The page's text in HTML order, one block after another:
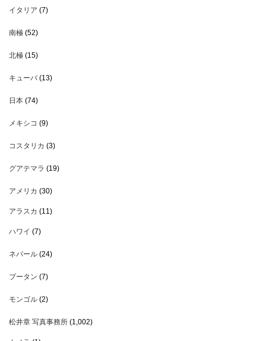
イタリア (7)
南極 (52)
北極 (15)
キューバ(13)
日本 (74)
メキシコ (9)
コスタリカ (3)
グアテマラ (19)
アメリカ (30)
アラスカ (11)
ハワイ (7)
ネパール (24)
ブータン (7)
モンゴル (2)
松井章 写真事務所 (1,002)